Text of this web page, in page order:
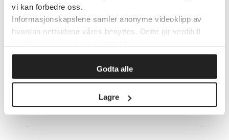
vi kan forbedre oss.
Informasjonskapslene samler anonyme videoklipp av
hvordan nettsidene våres benyttes. Dette gir verdifull
Godta alle
Lagre
Detaljer
Reiki ved depresjon og angst
Cochrane Library 2015
Detaljer